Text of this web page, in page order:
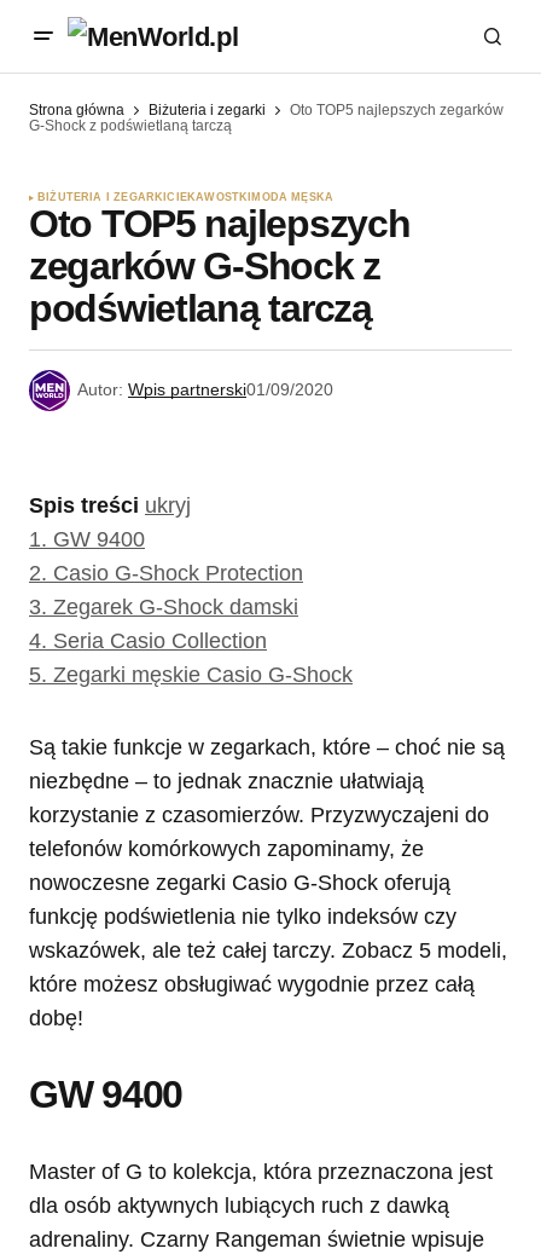
Strona główna Biżuteria i zegarki
Oto TOP5 najlepszych zegarków
G-Shock z podświetlaną tarczą
BIŻUTERIA I ZEGARKICIEKAWOSTKI MODA MĘSKA
Oto TOP5 najlepszych
zegarków G-Shock z
podświetlaną tarczą
Autor: Wpis partnerski01/09/2020
Spis treści ukryj
1. GW 9400
2. Casio G-Shock Protection
3. Zegarek G-Shock damski
4. Seria Casio Collection
5. Zegarki męskie Casio G-Shock
Są takie funkcje w zegarkach, które – choć nie są
niezbędne – to jednak znacznie ułatwiają
korzystanie z czasomierzów. Przyzwyczajeni do
telefonów komórkowych zapominamy, że
nowoczesne zegarki Casio G-Shock oferują
funkcję podświetlenia nie tylko indeksów czy
wskazówek, ale też całej tarczy. Zobacz 5 modeli,
które możesz obsługiwać wygodnie przez całą
dobę!
GW 9400
Master of G to kolekcja, która przeznaczona jest
dla osób aktywnych lubiących ruch z dawką
adrenaliny. Czarny Rangeman świetnie wpisuje